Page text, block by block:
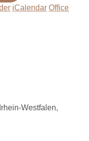
iCalendar Office
Westfalen,